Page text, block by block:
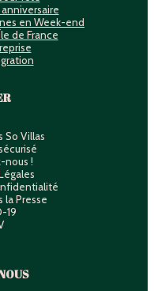
en Week-end
de France
So Villas
nous !
la Presse
19